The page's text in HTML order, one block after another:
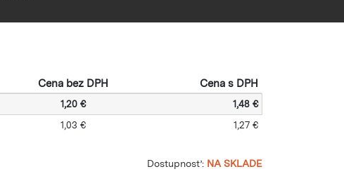
Cena bez DPH Cena s DPH
1,20 €
1,48 €
1,03 € 1,27 €
Dostupnosť: NA SKLADE